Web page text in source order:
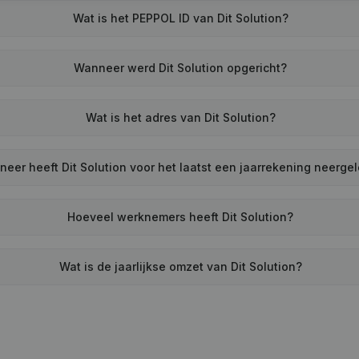
Wat is het PEPPOL ID van Dit Solution?
Wanneer werd Dit Solution opgericht?
Wat is het adres van Dit Solution?
heeft Dit Solution voor het laatst een jaarrekening
Hoeveel werknemers heeft Dit Solution?
Wat is de jaarlijkse omzet van Dit Solution?